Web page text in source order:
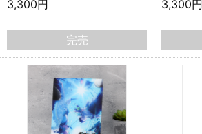
3,300円
完売
3,300円